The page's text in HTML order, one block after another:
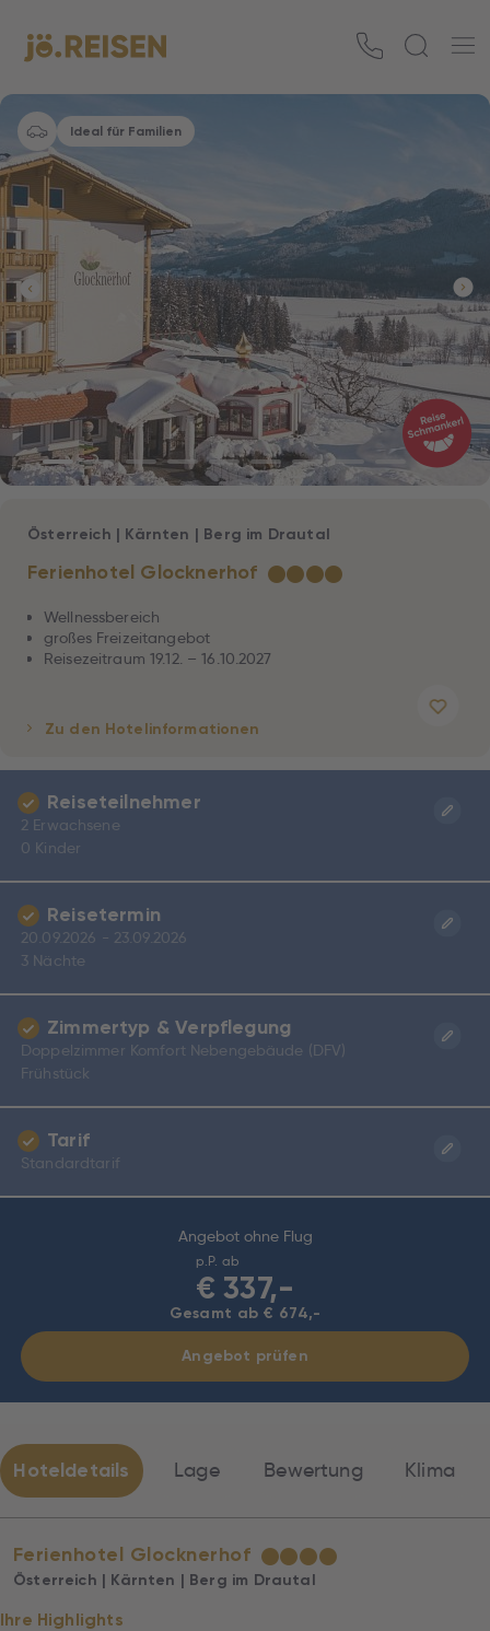
Ideal für Familien
Ferienhotel Glocknerhof ★★★★
Österreich | Kärnten | Berg im Drautal
Wellnessbereich
großes Freizeitangebot
Reisezeitraum 19.12. – 16.10.2027
Zu den Hotelinformationen
Angebot ohne Flug
p.P. ab
€ 337,-
Gesamt ab € 674,-
Angebot prüfen
Reiseteilnehmer
2 Erwachsene
0 Kinder
Reisetermin
20.09.2026 - 23.09.2026
3 Nächte
Zimmertyp & Verpflegung
Doppelzimmer Komfort Nebengebäude (DFV)
Frühstück
Tarif
Standardtarif
Hoteldetails Lage Bewertung Klima
Ferienhotel Glocknerhof ★★★★
Österreich | Kärnten | Berg im Drautal
Ihre Highlights